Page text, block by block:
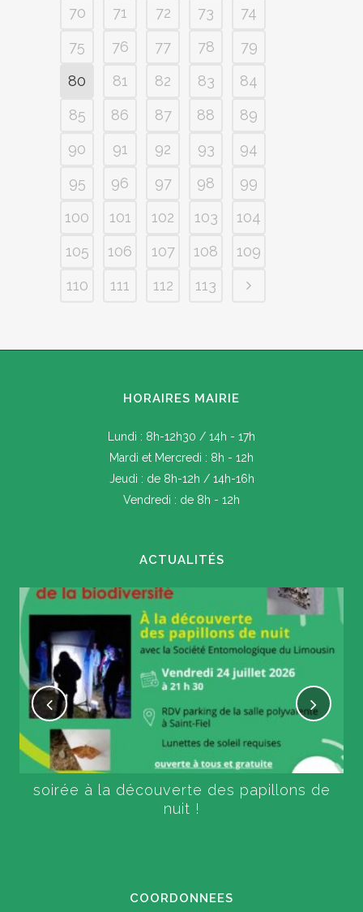
70
71 72 73
74
75
76 77 78
79
80
81 82 83
84
85
86 87 88
89
90
91 92 93
94
95
96 97 98
99
100
101 102 103
104
105
106 107 108
109
110
111 112 113
HORAIRES MAIRIE
Lundi : 8h-12h30 / 14h - 17h
Mardi et Mercredi : 8h - 12h
Jeudi : de 8h-12h / 14h-16h
Vendredi : de 8h - 12h
ACTUALITÉS
soirée à la découverte des papillons de
nuit !
COORDONNEES